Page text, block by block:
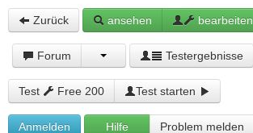
Zurück ansehen bearbeiten
Forum Testergebnisse
Test Free 200 Test starten
Anmelden Hilfe Problem melden